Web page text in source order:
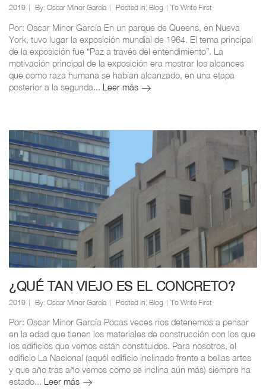
2019 By: Oscar Minor García Posted in: Blog To Write First
Por: Oscar Minor García En un parque de Queens, en Nueva
York, tuvo lugar la exposición mundial de 1964. El tema principal
de la exposición fue “Paz a través del entendimiento”. La
motivación principal de la exposición era mostrar los alcances
que como raza humana se habían alcanzado, en una etapa
posterior a la segunda... Leer más ESTRUCTURAR
¿QUÉ TAN VIEJO ES EL CONCRETO?
2019 By: Oscar Minor García Posted in: Blog To Write First
Por: Oscar Minor García Pocas veces nos detenemos a pensar
en la edad que tienen los materiales de construcción con los que
los edificios que vemos están constituidos. Para nosotros, el
edificio La Nacional (aquél edificio inclinado frente a bellas artes
y que año tras año vemos como se inclina aún más) siempre ha
estado... Leer más ¿QUÉ